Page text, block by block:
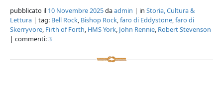
pubblicato il 10 Novembre 2025daadmin | in Storia, Cultura &
Lettura | tag: Bell Rock, Bishop Rock,faro di Eddystone,faro di
Skerryvore, Firth of Forth, HMS York, John Rennie, Robert Stevenson
| commenti:3